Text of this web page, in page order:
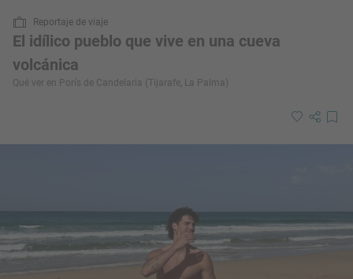
Reportaje de viaje
El idílico pueblo que vive en una cueva
volcánica
Qué ver en Porís de Candelaria (Tijarafe, La Palma)